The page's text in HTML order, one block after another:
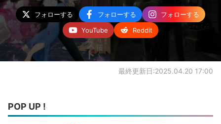
フォローする フォローする
フォローする
YouTube
Reddit
最終更新日:2025.04.20 17:00
POP UP !